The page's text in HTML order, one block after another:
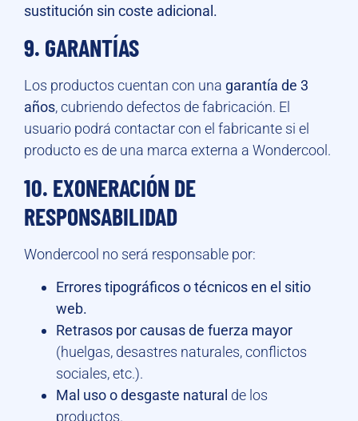
sustitución sin coste adicional.
9. GARANTÍAS
Los productos cuentan con una garantía de 3
años, cubriendo defectos de fabricación. El
usuario podrá contactar con el fabricante si el
producto es de una marca externa a Wondercool.
10. EXONERACIÓN DE
RESPONSABILIDAD
Wondercool no será responsable por:
Errores tipográficos o técnicos en el sitio
web.
Retrasos por causas de fuerza mayor
(huelgas, desastres naturales, conflictos
sociales, etc.).
Mal uso o desgaste natural de los
productos.